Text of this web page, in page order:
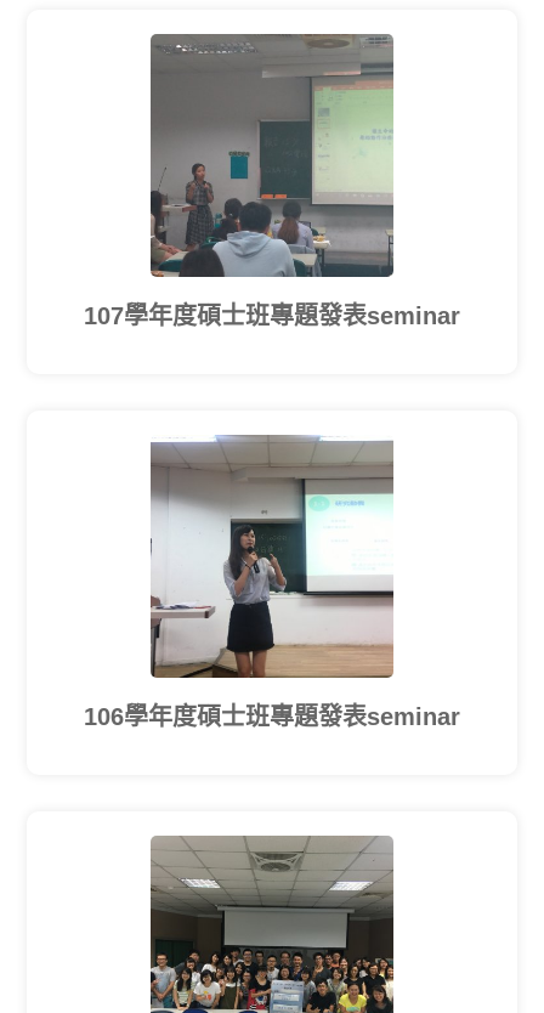
107學年度碩士班專題發表seminar
106學年度碩士班專題發表seminar